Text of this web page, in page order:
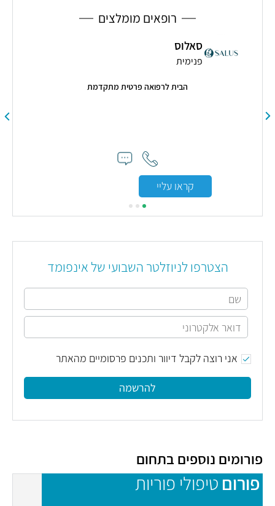
רופאים מומלצים
סאלוס
פנימית
הבית לרפואה פרטית מתקדמת
קראו עליי
הצטרפו לניוזלטר השבועי של אינפומד
אני רוצה לקבל דיוור ותכנים פרסומיים מהאתר
להרשמה
פורומים נוספים בתחום
פורום טיפולי פוריות